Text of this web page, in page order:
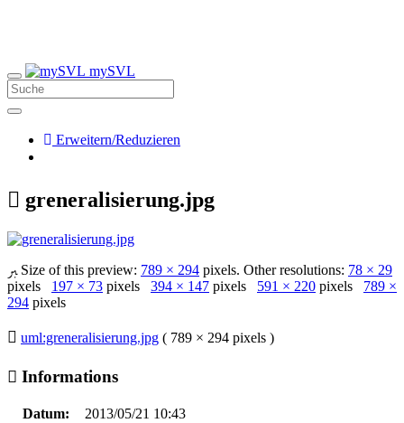
mySVL
Erweitern/Reduzieren
greneralisierung.jpg
Size of this preview: 789 × 294 pixels. Other resolutions: 78 × 29
pixels 197 × 73 pixels 394 × 147 pixels 591 × 220 pixels 789 ×
294 pixels
uml:greneralisierung.jpg ( 789 × 294 pixels )
Informations
Datum:
2013/05/21 10:43